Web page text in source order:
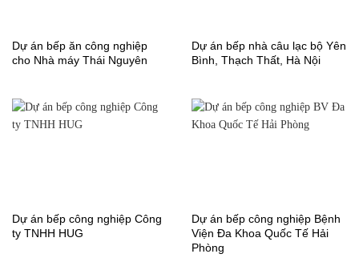
Dự án bếp ăn công nghiệp
cho Nhà máy Thái Nguyên
Dự án bếp nhà câu lạc bộ Yên
Bình, Thạch Thất, Hà Nội
Dự án bếp công nghiệp Công
ty TNHH HUG
Dự án bếp công nghiệp Bệnh
Viện Đa Khoa Quốc Tế Hải
Phòng